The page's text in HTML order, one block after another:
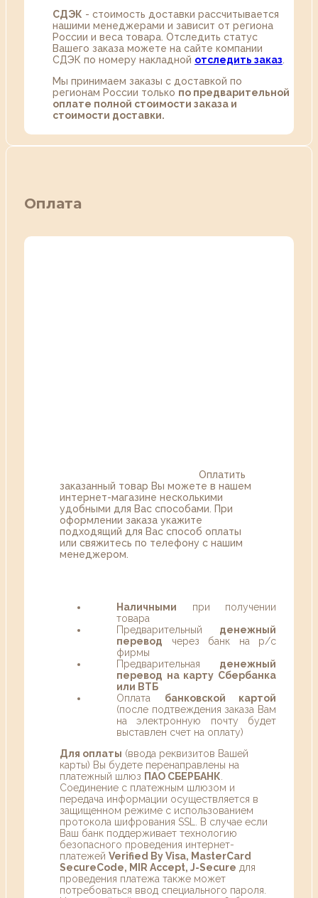
СДЭК - стоимость доставки рассчитывается
нашими менеджерами и зависит от региона
России и веса товара. Отследить статус
Вашего заказа можете на сайте компании
СДЭК по номеру накладной отследить заказ
Мы принимаем заказы с доставкой по
регионам России только по предварительной
оплате полной стоимости заказа и
стоимости доставки.
Оплата
Оплатить
заказанный товар Вы можете в нашем
интернет-магазине несколькими
удобными для Вас способами. При
оформлении заказа укажите
подходящий для Вас способ оплаты
или свяжитесь по телефону с нашим
менеджером.
Наличными при получении
товара
Предварительный денежный
перевод через банк на р/с
фирмы
Предварительная денежный
перевод на карту Сбербанка
или ВТБ
Оплата банковской картой
(после подтвеждения заказа Вам
на электронную почту будет
выставлен счет на оплату)
Для оплаты (ввода реквизитов Вашей
карты) Вы будете перенаправлены на
платежный шлюз ПАО СБЕРБАНК
Соединение с платежным шлюзом и
передача информации осуществляется в
защищенном режиме с использованием
протокола шифрования SSL. В случае если
Ваш банк поддерживает технологию
безопасного проведения интернет-
платежей Verified By Visa, MasterCard
SecureCode, MIR Accept, J-Secure для
проведения платежа также может
потребоваться ввод специального пароля.